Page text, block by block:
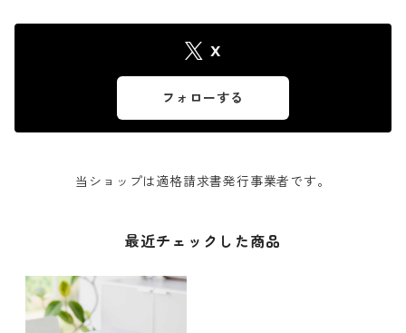
X
フォローする
当ショップは適格請求書発行事業者です。
最近チェックした商品